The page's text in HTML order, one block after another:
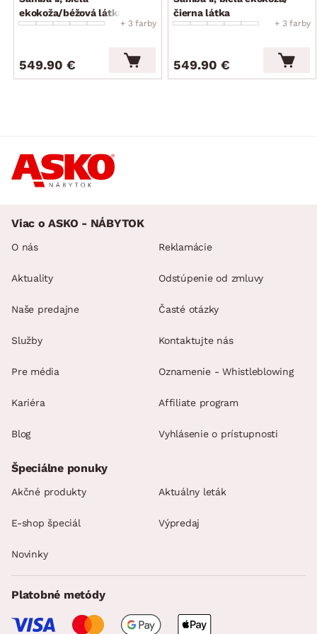
dodávané v čiastočnom demonte
ekokoža/béžová látka
+ 3 farby
549.90 €
čierna látka
+ 3 farby
549.90 €
Viac o ASKO - NÁBYTOK
O nás
Aktuality
Naše predajne
Služby
Pre média
Kariéra
Blog
Reklamácie
Odstúpenie od zmluvy
Časté otázky
Kontaktujte nás
Oznamenie - Whistleblowing
Affiliate program
Vyhlásenie o prístupnosti
Špeciálne ponuky
Akčné produkty Aktuálny leták
E-shop špeciál Výpredaj
Novinky
Platobné metódy